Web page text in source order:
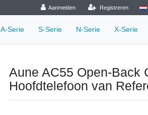
Aanmelden Registreren
A-Serie S-Serie N‑Serie X-Serie
Aune AC55 Open-Back
Hoofdtelefoon van